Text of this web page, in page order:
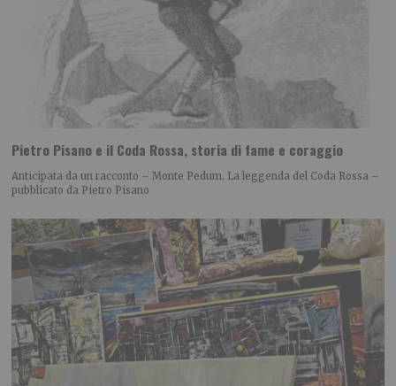
Pietro Pisano e il Coda Rossa, storia di fame e coraggio
Anticipata da un racconto – Monte Pedum. La leggenda del Coda Rossa –
pubblicato da Pietro Pisano